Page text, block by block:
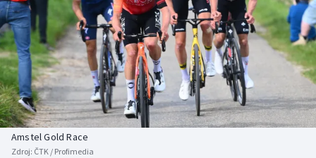
Biatlon
Boby a skeleton
Box
Curling
Dostihy
Aplikace ČT sport
AZ kvíz
Amstel Gold Race
Zdroj: ČTK / Profimedia